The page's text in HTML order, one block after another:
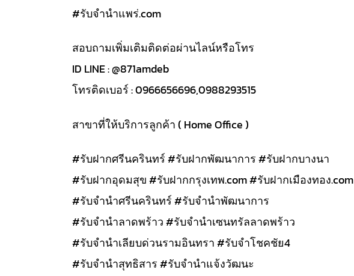
#รับจํานําแพร่.com
สอบถามเพิ่มเติมติดต่อผ่านไลน์หรือโทร
ID LINE : @871amdeb
โทรติดเบอร์ : 0966656696,0988293515
สาขาที่ให้บริการลูกค้า ( Home Office )
#รับฝากศรีนครินทร์ #รับฝากพัฒนาการ #รับฝากบางนา
#รับฝากอุดมสุข #รับฝากกรุงเทพ.com #รับฝากเมืองทอง.com
#รับจำนำศรีนครินทร์ #รับจำนำพัฒนาการ
#รับจำนำลาดพร้าว #รับจำนำเซนทรัลลาดพร้าว
#รับจำนำเลียบด่วนรามอินทรา #รับจำโชคชัย4
#รับจำนำสุทธิสาร #รับจำนำแจ้งวัฒนะ